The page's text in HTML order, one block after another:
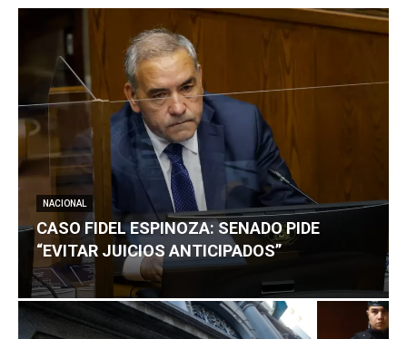
NACIONAL
CASO FIDEL ESPINOZA: SENADO PIDE
“EVITAR JUICIOS ANTICIPADOS”